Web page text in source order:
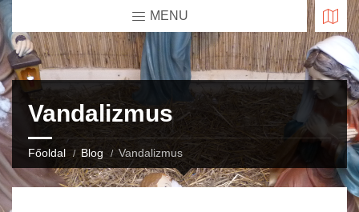
MENU
Vandalizmus
Főoldal Blog Vandalizmus